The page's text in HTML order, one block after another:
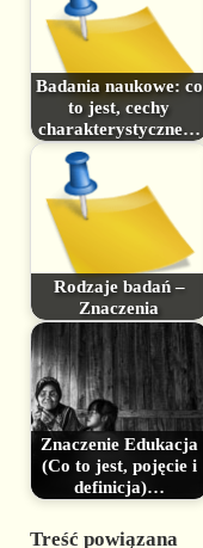
Badania naukowe: co
to jest, cechy
charakterystyczne…
Rodzaje badań –
Znaczenia
Znaczenie Edukacja
(Co to jest, pojęcie i
definicja)…
Treść powiązana